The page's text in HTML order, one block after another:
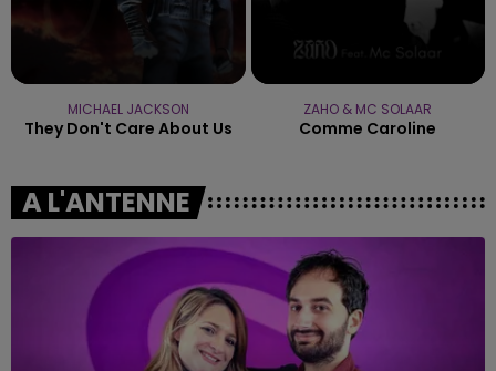
MICHAEL JACKSON
They Don't Care About Us
ZAHO & MC SOLAAR
Comme Caroline
A L'ANTENNE